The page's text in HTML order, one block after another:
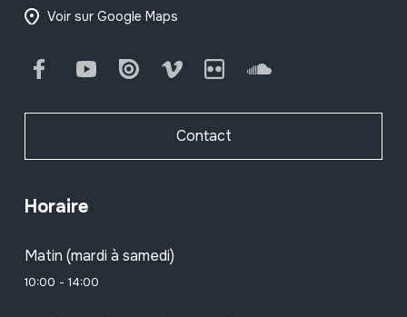
Voir sur Google Maps
FacebookYoutube Issuu Vimeo Flickr SoundCloud
Contact
Horaire
Matin (mardi à samedi)
10:00 - 14:00